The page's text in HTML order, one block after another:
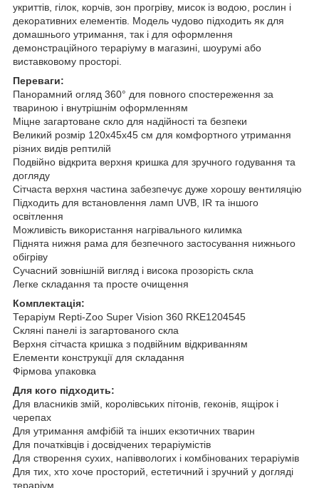
укриттів, гілок, корчів, зон прогріву, мисок із водою, рослин і
декоративних елементів. Модель чудово підходить як для
домашнього утримання, так і для оформлення
демонстраційного тераріуму в магазині, шоурумі або
виставковому просторі.
Переваги:
Панорамний огляд 360° для повного спостереження за
твариною і внутрішнім оформленням
Міцне загартоване скло для надійності та безпеки
Великий розмір 120x45x45 см для комфортного утримання
різних видів рептилій
Подвійно відкрита верхня кришка для зручного годування та
догляду
Сітчаста верхня частина забезпечує дуже хорошу вентиляцію
Підходить для встановлення ламп UVB, IR та іншого
освітлення
Можливість використання нагрівального килимка
Піднята нижня рама для безпечного застосування нижнього
обігріву
Сучасний зовнішній вигляд і висока прозорість скла
Легке складання та просте очищення
Комплектація:
Тераріум Repti-Zoo Super Vision 360 RKE1204545
Скляні панелі із загартованого скла
Верхня сітчаста кришка з подвійним відкриванням
Елементи конструкції для складання
Фірмова упаковка
Для кого підходить:
Для власників змій, королівських пітонів, геконів, ящірок і
черепах
Для утримання амфібій та інших екзотичних тварин
Для початківців і досвідчених тераріумістів
Для створення сухих, напіввологих і комбінованих тераріумів
Для тих, хто хоче просторий, естетичний і зручний у догляді
тераріум